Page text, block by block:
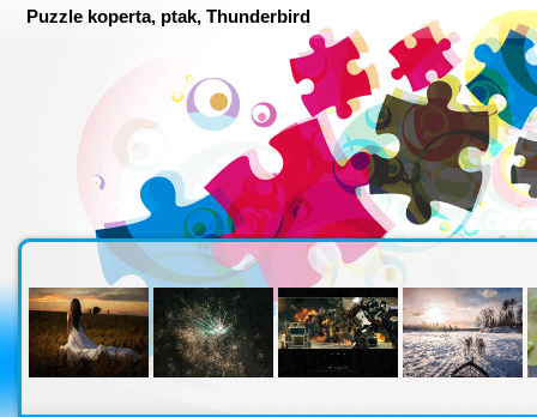
Puzzle koperta, ptak, Thunderbird